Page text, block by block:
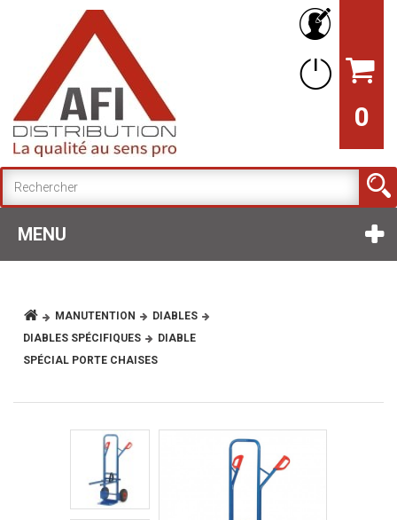
0
MENU
MANUTENTION
DIABLES
DIABLES SPÉCIFIQUES
DIABLE
SPÉCIAL PORTE CHAISES